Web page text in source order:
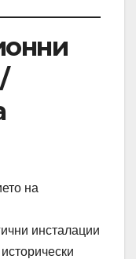
на
инсталации